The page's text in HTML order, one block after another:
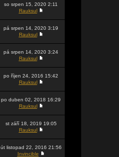
so srpen 15, 2020 2:11
Rauksul
pá srpen 14, 2020 3:19
Rauksul
pá srpen 14, 2020 3:24
Rauksul
po říjen 24, 2016 15:42
Rauksul
po duben 02, 2018 16:29
Rauksul
st září 18, 2019 19:05
Rauksul
út listopad 22, 2016 21:56
Invincible